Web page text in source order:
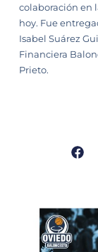
colaboración en
hoy. Fue
Isabel Suárez
Financiera
Prieto.